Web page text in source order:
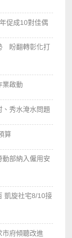
促成10對佳偶
盼翻轉彰化打
啟動
秀水淹水問題
算
部納入僱用安
凱旋社宅8/10接
市府傾聽改進